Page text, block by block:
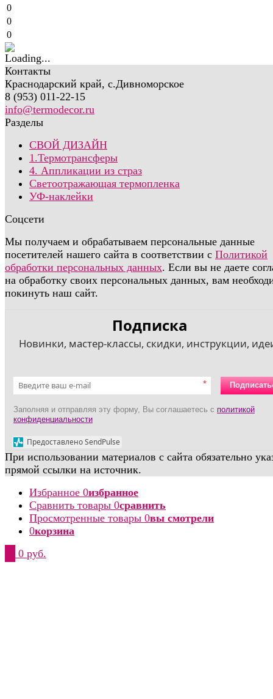
0
0
0
Контакты
Краснодарский край, с.Дивноморское
8 (953) 011-22-15
info@termodecor.ru
Разделы
СВОЙ ДИЗАЙН
1.Термотрансферы
4. Аппликации из страз
Светоотражающая термопленка
УФ-наклейки
Соцсети
Мы получаем и обрабатываем персональные данные
посетителей нашего сайта в соответствии с Политикой
обработки персональных данных. Если вы не даете
на обработку своих персональных данных, вам
покинуть наш сайт.
Подписка
Новинки, мастер-классы, скидки, инструкции,
*
Заполняя и отправляя эту форму, Вы соглашаетесь с политикой
конфиденциальности
Предоставлено SendPulse
При использовании материалов с сайта обязательно
прямой ссылки на источник.
Избранное 0избранное
Сравнить товары 0сравнить
Просмотренные товары 0вы смотрели
0корзина
0 руб.